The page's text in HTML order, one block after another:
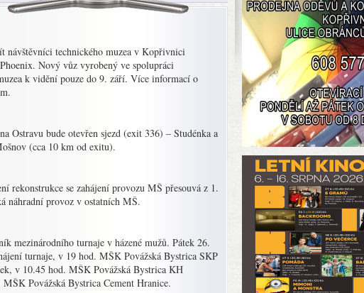
návštěvníci technického muzea v Kopřivnici
Nový vůz vyrobený ve spolupráci
k vidění pouze do 9. září. Více informací o
Ostravu bude otevřen sjezd (exit 336) – Studénka a
(cca 10 km od exitu).
rekonstrukce se zahájení provozu MŠ přesouvá z 1.
náhradní provoz v ostatních MŠ.
mezinárodního turnaje v házené mužů. Pátek 26.
turnaje, v 19 hod. MŠK Povážská Bystrica SKP
v 10.45 hod. MŠK Povážská Bystrica KH
Povážská Bystrica Cement Hranice.